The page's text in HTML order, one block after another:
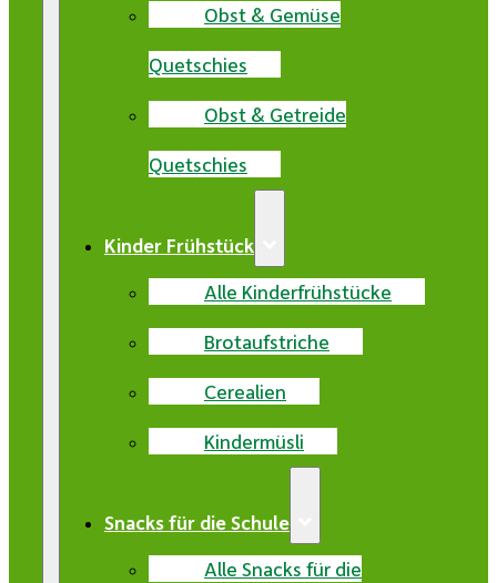
Obst & Gemüse
Quetschies
Obst & Getreide
Quetschies
Kinder Frühstück
Alle Kinderfrühstücke
Brotaufstriche
Cerealien
Kindermüsli
Snacks für die Schule
Alle Snacks für die